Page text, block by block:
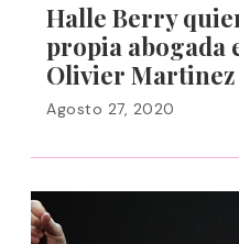
Halle Berry
propia abogada
Olivier Martinez
Agosto 27, 2020